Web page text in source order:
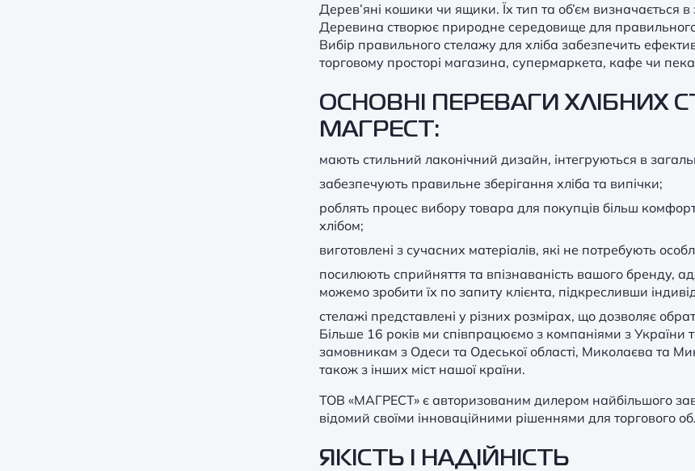
Дерев’яні кошики чи ящики. Їх тип та об’єм визначається в
Деревина створює природне середовище для правильного
Вибір правильного стелажу для хліба забезпечить
торговому просторі магазина, супермаркета, кафе чи
ОСНОВНІ ПЕРЕВАГИ ХЛІБНИХ
МАГРЕСТ:
мають стильний лаконічний дизайн, інтегруються в
забезпечують правильне зберігання хліба та випічки;
роблять процес вибору товара для покупців більш
хлібом;
виготовлені з сучасних матеріалів, які не потребують
посилюють сприйняття та впізнаваність вашого бренду,
можемо зробити їх по запиту клієнта, підкресливши
стелажі представлені у різних розмірах, що дозволяє
Більше 16 років ми співпрацюємо з компаніями з України
замовникам з Одеси та Одеської області, Миколаєва та
також з інших міст нашої країни.
ТОВ «МАГРЕСТ» є авторизованим дилером найбільшого
відомий своїми інноваційними рішеннями для торгового
ЯКІСТЬ І НАДІЙНІСТЬ